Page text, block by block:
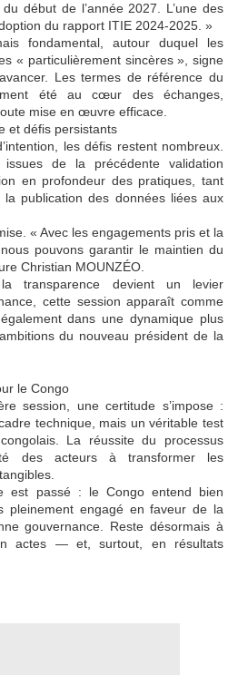
début de l’année 2027. L’une des
du rapport ITIE 2024-2025. »
fondamental, autour duquel les
« particulièrement sincères », signe
Les termes de référence du
été au cœur des échanges,
mise en œuvre efficace.
et défis persistants
les défis restent nombreux.
issues de la précédente validation
en profondeur des pratiques, tant
publication des données liées aux
« Avec les engagements pris et la
pouvons garantir le maintien du
Christian MOUNZÉO.
transparence devient un levier
cette session apparaît comme
dans une dynamique plus
du nouveau président de la
le Congo
session, une certitude s’impose :
technique, mais un véritable test
La réussite du processus
des acteurs à transformer les
est passé : le Congo entend bien
pleinement engagé en faveur de la
gouvernance. Reste désormais à
actes — et, surtout, en résultats